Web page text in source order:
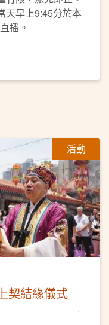
天早上9:45分於本
播。
活動
契結緣儀式